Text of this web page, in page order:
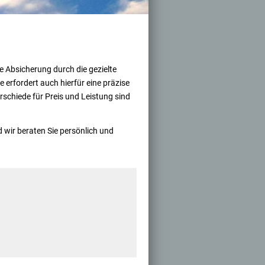
Absicherung durch die gezielte
erfordert auch hierfür eine präzise
für Preis und Leistung sind
wir beraten Sie persönlich und